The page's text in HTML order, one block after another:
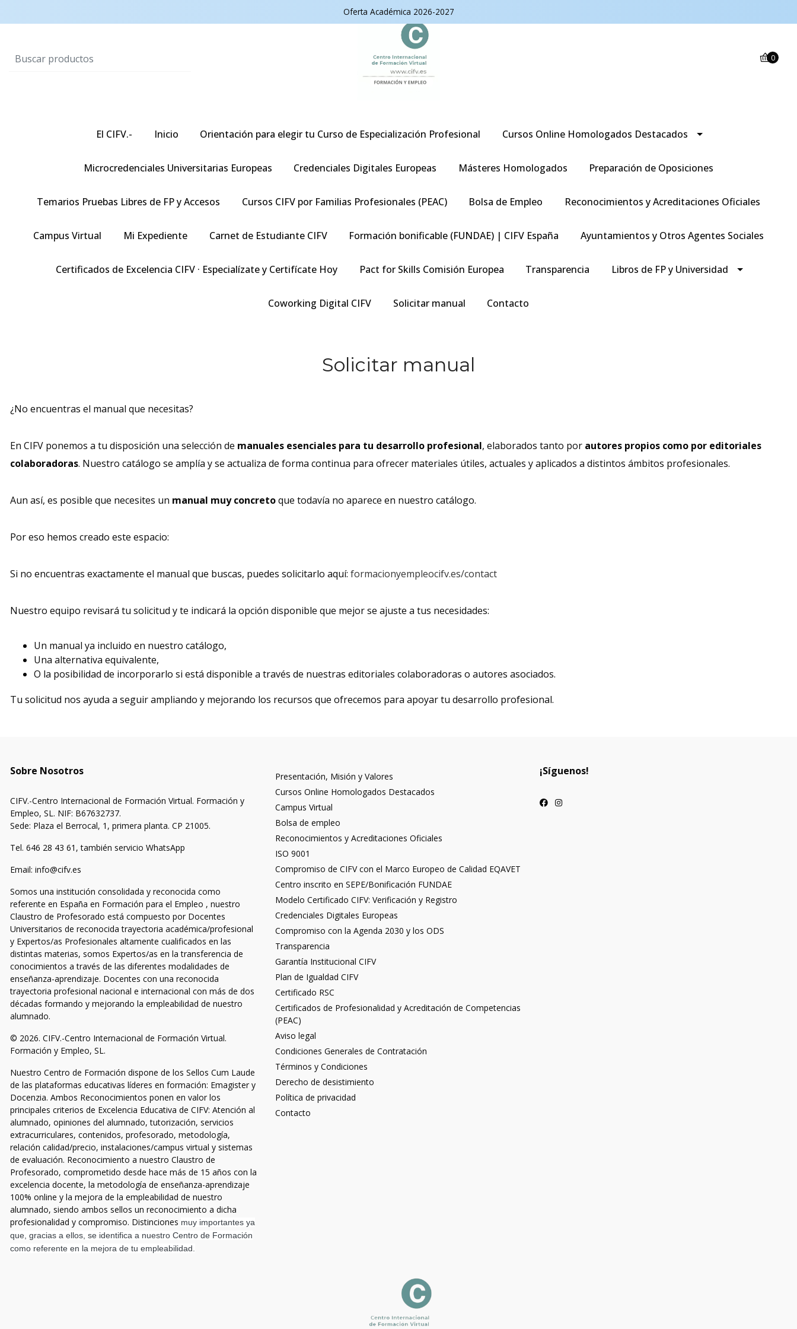
Oferta Académica 2026-2027
0
El CIFV.- Inicio Orientación para elegir tu Curso de Especialización Profesional Cursos Online Homologados Destacados
Microcredenciales Universitarias Europeas Credenciales Digitales Europeas Másteres Homologados Preparación de Oposiciones
Temarios Pruebas Libres de FP y Accesos Cursos CIFV por Familias Profesionales (PEAC) Bolsa de Empleo Reconocimientos y Acreditaciones Oficiales
Campus Virtual Mi Expediente Carnet de Estudiante CIFV Formación bonificable (FUNDAE) | CIFV España Ayuntamientos y Otros Agentes Sociales
Certificados de Excelencia CIFV · Especialízate y Certifícate Hoy Pact for Skills Comisión Europea Transparencia Libros de FP y Universidad
Coworking Digital CIFV Solicitar manual Contacto
Solicitar manual
¿No encuentras el manual que necesitas?
En CIFV ponemos a tu disposición una selección de manuales esenciales para tu desarrollo profesional, elaborados tanto por autores propios como por editoriales
colaboradoras. Nuestro catálogo se amplía y se actualiza de forma continua para ofrecer materiales útiles, actuales y aplicados a distintos ámbitos profesionales.
Aun así, es posible que necesites un manual muy concretoque todavía no aparece en nuestro catálogo.
Por eso hemos creado este espacio:
Si no encuentras exactamente el manual que buscas, puedes solicitarlo aquí: formacionyempleocifv.es/contact
Nuestro equipo revisará tu solicitud y te indicará la opción disponible que mejor se ajuste a tus necesidades:
Un manual ya incluido en nuestro catálogo,
Una alternativa equivalente,
O la posibilidad de incorporarlo si está disponible a través de nuestras editoriales colaboradoras o autores asociados.
Tu solicitud nos ayuda a seguir ampliando y mejorando los recursos que ofrecemos para apoyar tu desarrollo profesional.
Sobre Nosotros
CIFV.-Centro Internacional de Formación Virtual. Formación y
Empleo, SL. NIF: B67632737.
Sede: Plaza el Berrocal, 1, primera planta. CP 21005.
Tel. 646 28 43 61, también servicio WhatsApp
Email: info@cifv.es
Somos una institución consolidada y reconocida como
referente en España en Formación para el Empleo , nuestro
Claustro de Profesorado está compuesto por Docentes
Universitarios de reconocida trayectoria académica/profesional
y Expertos/as Profesionales altamente cualificados en las
distintas materias, somos Expertos/as en la transferencia de
conocimientos a través de las diferentes modalidades de
enseñanza-aprendizaje. Docentes con una reconocida
trayectoria profesional nacional e internacional con más de dos
décadas formando y mejorando la empleabilidad de nuestro
alumnado.
© 2026. CIFV.-Centro Internacional de Formación Virtual.
Formación y Empleo, SL.
Nuestro Centro de Formación dispone de los Sellos Cum Laude
de las plataformas educativas líderes en formación: Emagister y
Docenzia. Ambos Reconocimientos ponen en valor los
principales criterios de Excelencia Educativa de CIFV: Atención al
alumnado, opiniones del alumnado, tutorización, servicios
extracurriculares, contenidos, profesorado, metodología,
relación calidad/precio, instalaciones/campus virtual y sistemas
de evaluación. Reconocimiento a nuestro Claustro de
Profesorado, comprometido desde hace más de 15 años con la
excelencia docente, la metodología de enseñanza-aprendizaje
100% online y la mejora de la empleabilidad de nuestro
alumnado, siendo ambos sellos un reconocimiento a dicha
profesionalidad y compromiso. Distinciones muy importantes ya
que, gracias a ellos, se identifica a nuestro Centro de Formación
como referente en la mejora de tu empleabilidad.
Presentación, Misión y Valores
Cursos Online Homologados Destacados
Campus Virtual
Bolsa de empleo
Reconocimientos y Acreditaciones Oficiales
ISO 9001
Compromiso de CIFV con el Marco Europeo de Calidad EQAVET
Centro inscrito en SEPE/Bonificación FUNDAE
Modelo Certificado CIFV: Verificación y Registro
Credenciales Digitales Europeas
Compromiso con la Agenda 2030 y los ODS
Transparencia
Garantía Institucional CIFV
Plan de Igualdad CIFV
Certificado RSC
Certificados de Profesionalidad y Acreditación de Competencias
(PEAC)
Aviso legal
Condiciones Generales de Contratación
Términos y Condiciones
Derecho de desistimiento
Política de privacidad
Contacto
¡Síguenos!